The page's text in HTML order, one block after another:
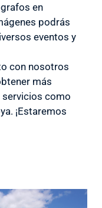
en
podrás
eventos y
con nosotros
más
como
¡Estaremos